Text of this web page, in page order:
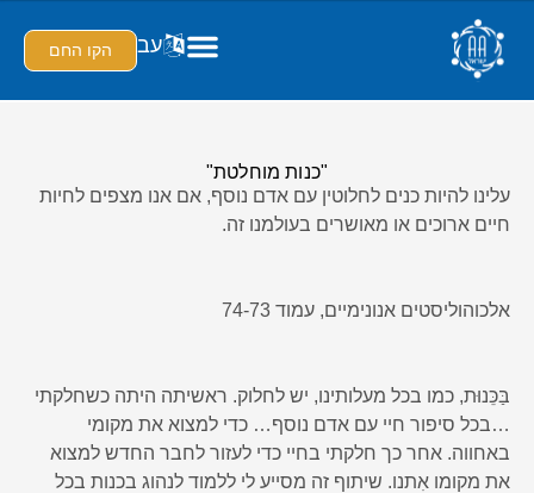
הקו החם עב
"כנות מוחלטת"
עלינו להיות כנים לחלוטין עם אדם נוסף, אם אנו מצפים לחיות
חיים ארוכים או מאושרים בעולמנו זה.
אלכוהוליסטים אנונימיים, עמוד 74-73
בַּכֵּנוּת, כמו בכל מעלותינו, יש לחלוק. ראשיתה היתה כשחלקתי
…בכל סיפור חיי עם אדם נוסף… כדי למצוא את מקומי
באחווה. אחר כך חלקתי בחיי כדי לעזור לחבר החדש למצוא
את מקומו אִתנו. שיתוף זה מסייע לי ללמוד לנהוג בכנות בכל